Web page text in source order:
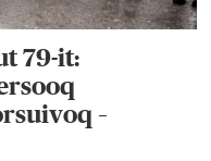
79-it:
–